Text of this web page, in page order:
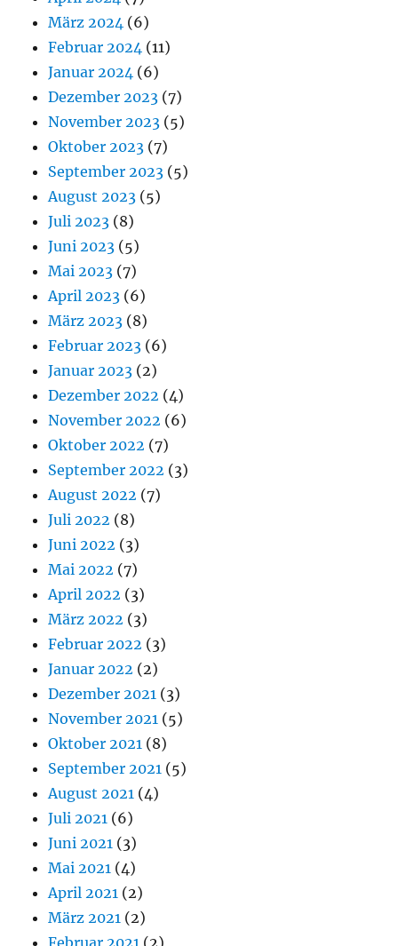
März 2024 (6)
Februar 2024 (11)
Januar 2024 (6)
Dezember 2023 (7)
November 2023 (5)
Oktober 2023 (7)
September 2023 (5)
August 2023 (5)
Juli 2023 (8)
Juni 2023 (5)
Mai 2023 (7)
April 2023 (6)
März 2023 (8)
Februar 2023 (6)
Januar 2023 (2)
Dezember 2022 (4)
November 2022 (6)
Oktober 2022 (7)
September 2022 (3)
August 2022 (7)
Juli 2022 (8)
Juni 2022 (3)
Mai 2022 (7)
April 2022 (3)
März 2022 (3)
Februar 2022 (3)
Januar 2022 (2)
Dezember 2021 (3)
November 2021 (5)
Oktober 2021 (8)
September 2021 (5)
August 2021 (4)
Juli 2021 (6)
Juni 2021 (3)
Mai 2021 (4)
April 2021 (2)
März 2021 (2)